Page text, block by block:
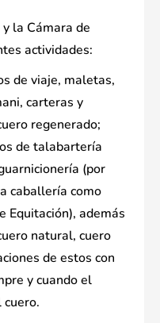
la Cámara de
actividades:
de viaje, maletas,
carteras y
regenerado;
de talabartería
(por
caballería como
Equitación), además
natural, cuero
de estos con
y cuando el